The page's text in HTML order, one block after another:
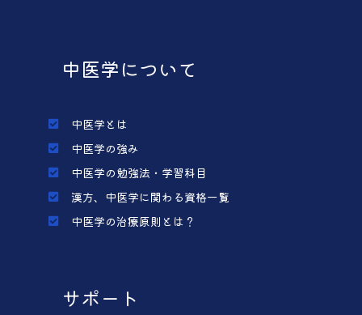
中医学について
中医学とは
中医学の強み
中医学の勉強法・学習科目
漢方、中医学に関わる資格一覧
中医学の治療原則とは？
サポート